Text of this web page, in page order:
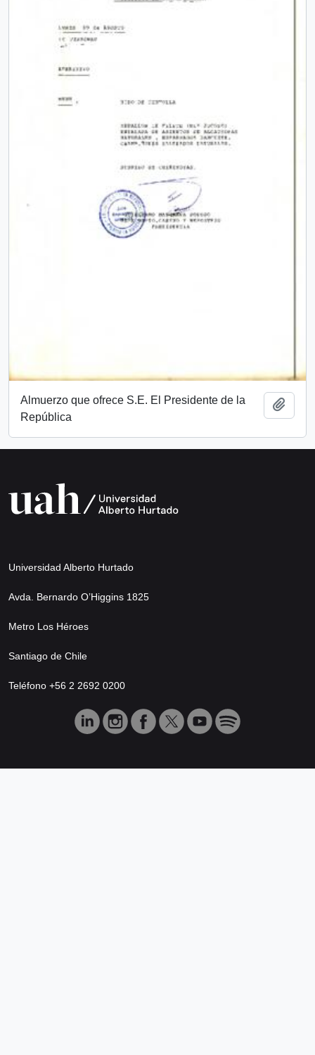
Almuerzo que ofrece S.E. El Presidente de la
República
Universidad Alberto Hurtado
Avda. Bernardo O’Higgins 1825
Metro Los Héroes
Santiago de Chile
Teléfono +56 2 2692 0200